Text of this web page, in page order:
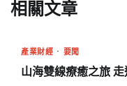
相關文章
產業財經 要聞
山海雙線療癒之旅